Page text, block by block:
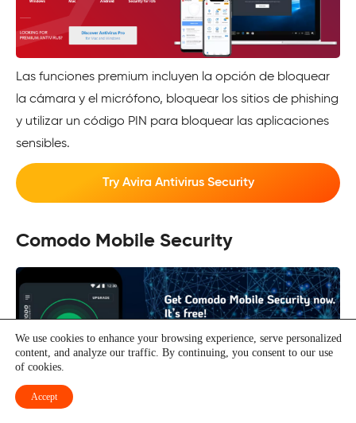
Las funciones premium incluyen la opción de bloquear
la cámara y el micrófono, bloquear los sitios de phishing
y utilizar un código PIN para bloquear las aplicaciones
sensibles.
Try Avira Antivirus Security
Comodo Mobile Security
We use cookies to enhance your browsing experience, serve personalized
content, and analyze our traffic. By continuing, you consent to our use
of cookies.
Accept